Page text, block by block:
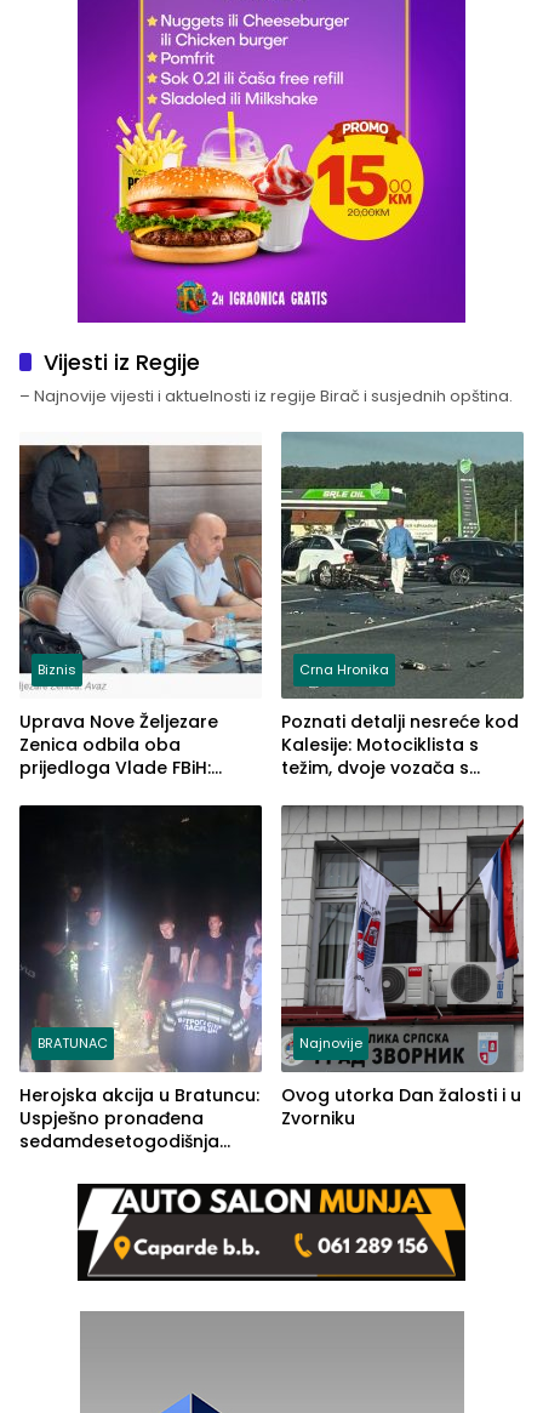
Vijesti iz Regije
– Najnovije vijesti i aktuelnosti iz regije Birač i susjednih opština.
Biznis
Uprava Nove Željezare
Zenica odbila oba
prijedloga Vlade FBiH:
rješenje
Crna Hronika
Poznati detalji nesreće kod
Kalesije: Motociklista s
težim, dvoje vozača s
BRATUNAC
Herojska akcija u Bratuncu:
Uspješno pronađena
sedamdesetogodišnja
Kravice.
Najnovije
Ovog utorka Dan žalosti i u
Zvorniku